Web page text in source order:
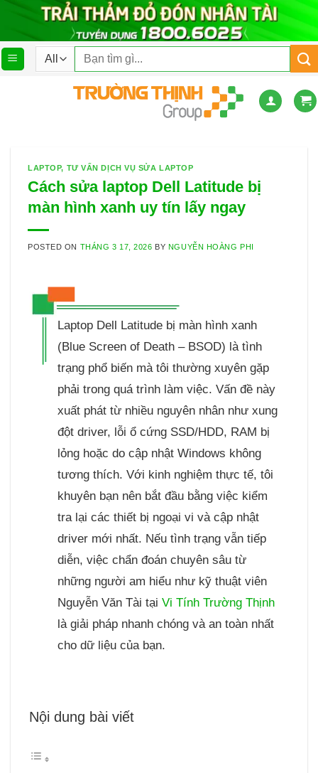
Skip
content
Tìm
kiếm:
LAPTOP, TƯ VẤN DỊCH VỤ SỬA LAPTOP
Cách sửa laptop Dell Latitude bị
màn hình xanh uy tín lấy ngay
POSTED ON THÁNG 3 17, 2026 BY NGUYỄN HOÀNG PHI
Laptop Dell Latitude bị màn hình xanh
(Blue Screen of Death – BSOD) là tình
trạng phổ biến mà tôi thường xuyên gặp
phải trong quá trình làm việc. Vấn đề này
xuất phát từ nhiều nguyên nhân như xung
đột driver, lỗi ổ cứng SSD/HDD, RAM bị
lỏng hoặc do cập nhật Windows không
tương thích. Với kinh nghiệm thực tế, tôi
khuyên bạn nên bắt đầu bằng việc kiểm
tra lại các thiết bị ngoại vi và cập nhật
driver mới nhất. Nếu tình trạng vẫn tiếp
diễn, việc chẩn đoán chuyên sâu từ
những người am hiểu như kỹ thuật viên
Nguyễn Văn Tài tại Vi Tính Trường Thịnh
là giải pháp nhanh chóng và an toàn nhất
cho dữ liệu của bạn.
Nội dung bài viết